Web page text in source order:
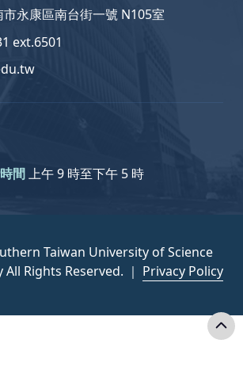
永康區南台街一號 N105室
ext.6501
間上午 9 時至下午 5 時
Taiwan University of Science
Rights Reserved. ｜ Privacy Policy